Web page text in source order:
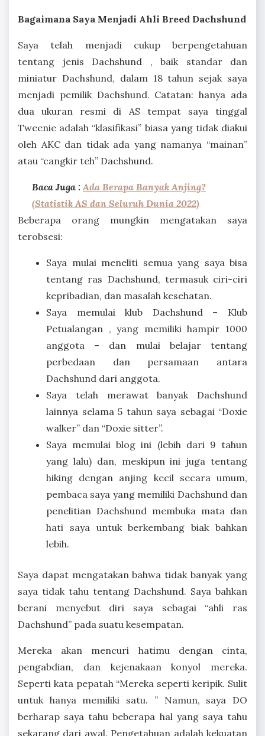
Bagaimana Saya Menjadi Ahli Breed Dachshund
Saya telah menjadi cukup berpengetahuan
tentang jenis Dachshund , baik standar dan
miniatur Dachshund, dalam 18 tahun sejak saya
menjadi pemilik Dachshund. Catatan: hanya ada
dua ukuran resmi di AS tempat saya tinggal
Tweenie adalah “klasifikasi” biasa yang tidak diakui
oleh AKC dan tidak ada yang namanya “mainan”
atau “cangkir teh” Dachshund.
Baca Juga : Ada Berapa Banyak Anjing?
(Statistik AS dan Seluruh Dunia 2022)
Beberapa orang mungkin mengatakan saya
terobsesi:
Saya mulai meneliti semua yang saya bisa
tentang ras Dachshund, termasuk ciri-ciri
kepribadian, dan masalah kesehatan.
Saya memulai klub Dachshund – Klub
Petualangan , yang memiliki hampir 1000
anggota – dan mulai belajar tentang
perbedaan dan persamaan antara
Dachshund dari anggota.
Saya telah merawat banyak Dachshund
lainnya selama 5 tahun saya sebagai “Doxie
walker” dan “Doxie sitter”.
Saya memulai blog ini (lebih dari 9 tahun
yang lalu) dan, meskipun ini juga tentang
hiking dengan anjing kecil secara umum,
pembaca saya yang memiliki Dachshund dan
penelitian Dachshund membuka mata dan
hati saya untuk berkembang biak bahkan
lebih.
Saya dapat mengatakan bahwa tidak banyak yang
saya tidak tahu tentang Dachshund. Saya bahkan
berani menyebut diri saya sebagai “ahli ras
Dachshund” pada suatu kesempatan.
Mereka akan mencuri hatimu dengan cinta,
pengabdian, dan kejenakaan konyol mereka.
Seperti kata pepatah “Mereka seperti keripik. Sulit
untuk hanya memiliki satu. ” Namun, saya DO
berharap saya tahu beberapa hal yang saya tahu
sekarang dari awal. Pengetahuan adalah kekuatan